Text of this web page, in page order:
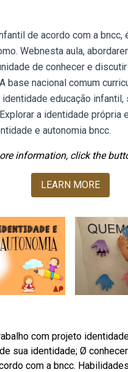
de acordo com a
Webnesta aula,
de conhecer e
base nacional comum
educação
a identidade própria
e autonomia bncc.
information, click the
LEARN MORE
com projeto
sua identidade; Ø
com a bncc.